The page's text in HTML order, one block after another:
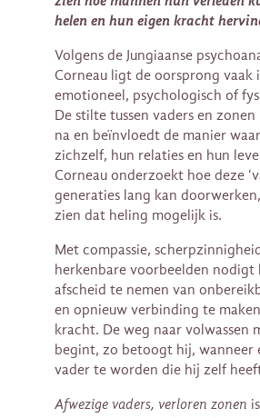
helen en hun eigen kracht
Volgens de Jungiaanse
Corneau ligt de oorsprong vaak
emotioneel, psychologisch of
De stilte tussen vaders en
na en beïnvloedt de manier
zichzelf, hun relaties en hun
Corneau onderzoekt hoe deze
generaties lang kan
zien dat heling mogelijk is.
Met compassie,
herkenbare voorbeelden nodigt
afscheid te nemen van
en opnieuw verbinding te
kracht. De weg naar volwassen
begint, zo betoogt hij, wanneer
vader te worden die hij zelf
Afwezige vaders, verloren zonen